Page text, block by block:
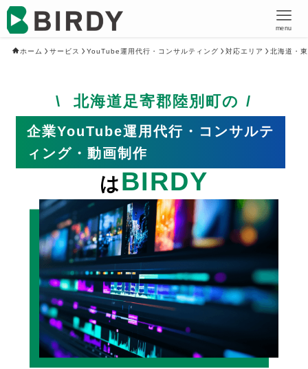
menu
ホーム サービス YouTube運用代行・コンサルティング 対応エリア 北海道・
北海道足寄郡陸別町の
企業YouTube運用代行・コンサルテ
ィング・動画制作
はBIRDY